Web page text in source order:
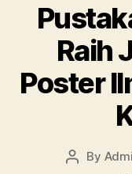
Raih
Poster
Post
By